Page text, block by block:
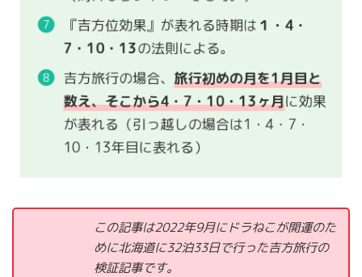
『吉方位効果』が表れる時期は １・4・
7・10・13の法則による。
吉方旅行の場合、 旅行初めの月を1月目と
数え、そこから4・7・10・13ヶ月に効果
が表れる（引っ越しの場合は1・4・7・
10・13年目に表れる）
この記事は2022年9月にドラねこが開運のた
めに北海道に32泊33日で行った吉方旅行の
検証記事です。